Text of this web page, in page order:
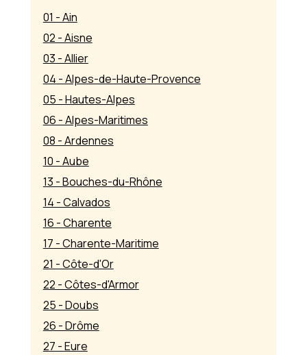
01 - Ain
02 - Aisne
03 - Allier
04 - Alpes-de-Haute-Provence
05 - Hautes-Alpes
06 - Alpes-Maritimes
08 - Ardennes
10 - Aube
13 - Bouches-du-Rhône
14 - Calvados
16 - Charente
17 - Charente-Maritime
21 - Côte-d'Or
22 - Côtes-d'Armor
25 - Doubs
26 - Drôme
27 - Eure